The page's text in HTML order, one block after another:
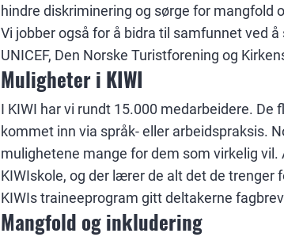
hindre diskriminering og sørge for mangfold
Vi jobber også for å bidra til samfunnet ved
UNICEF, Den Norske Turistforening og
Muligheter i KIWI
I KIWI har vi rundt 15.000 medarbeidere.
kommet inn via språk- eller arbeidspraksis.
mulighetene mange for dem som virkelig
KIWIskole, og der lærer de alt det de trenger
KIWIs traineeprogram gitt deltakerne
Mangfold og inkludering